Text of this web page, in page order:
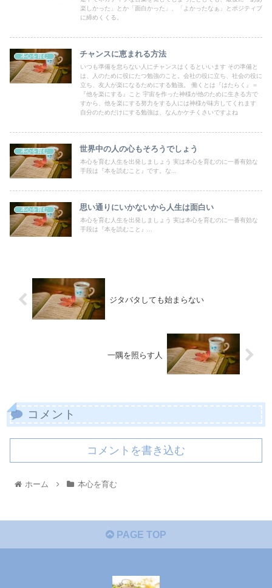
楽しかった」とか「面白かった」、「よかったなぁ」とポジティブ
に締めくくる。
本心を育む チャンスに恵まれる方法
いつも準備を怠らない人にチャンスはくるといいます その準備と
は、人のために役にたつ勉強のこと。会社の役に立ち、社会の役に
立ち、友人が楽になるためにする勉強。 働くとは『はたらく』＝
『他を楽にする』こと 宇宙を作った神様が他のために生きる方で
すから、他を楽にする努力をする人には神様が味方してくれます
自分のためだけにする勉強は、なんかケチくさいですよね
本心を育む 世界中の人の心もそろうでしょう
本心を育む人生を出発しましょう 実は本心を育むのに一番有効な
手段は『本を読むこと』です。な...
本心を育む 思い通りにいかないから人生は面白い
本心を育む人生を出発しましょう 実は本心を育むのに一番有効な
手段は『本を読むこと』...
ジタバタしても始まらない
一隅を照らす人
コメント
コメントを書き込む
ホーム 本心を育む
PAGE TOP